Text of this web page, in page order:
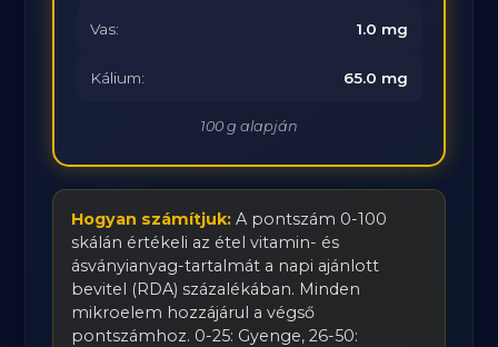
Vas: 1.0 mg
Kálium: 65.0 mg
100 g alapján
Hogyan számítjuk: A pontszám 0-100
skálán értékeli az étel vitamin- és
ásványianyag-tartalmát a napi ajánlott
bevitel (RDA) százalékában. Minden
mikroelem hozzájárul a végső
pontszámhoz. 0-25: Gyenge, 26-50: